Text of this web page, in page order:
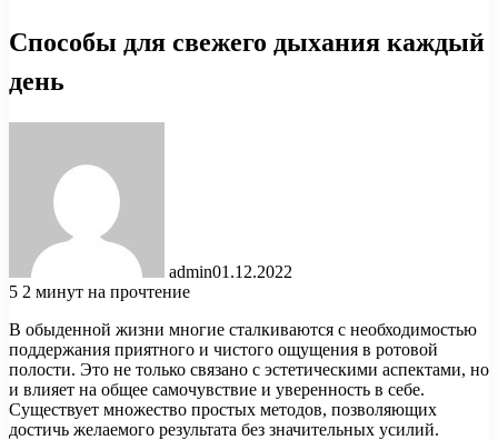
Способы для свежего дыхания каждый
день
admin01.12.2022
5 2 минут на прочтение
В обыденной жизни многие сталкиваются с необходимостью
поддержания приятного и чистого ощущения в ротовой
полости. Это не только связано с эстетическими аспектами, но
и влияет на общее самочувствие и уверенность в себе.
Существует множество простых методов, позволяющих
достичь желаемого результата без значительных усилий.